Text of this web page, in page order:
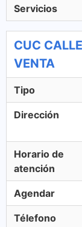
Servicios
CUC
VENTA
Tipo
Dirección
Horario de
atención
Agendar
Télefono